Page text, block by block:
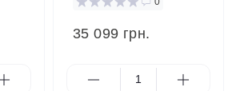
35 099 грн.